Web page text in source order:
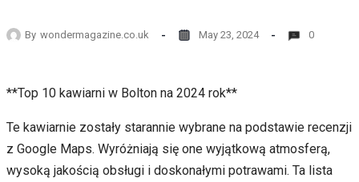
By wondermagazine.co.uk May 23, 2024 0
**Top 10 kawiarni w Bolton na 2024 rok**
Te kawiarnie zostały starannie wybrane na podstawie recenzji
z Google Maps. Wyróżniają się one wyjątkową atmosferą,
wysoką jakością obsługi i doskonałymi potrawami. Ta lista